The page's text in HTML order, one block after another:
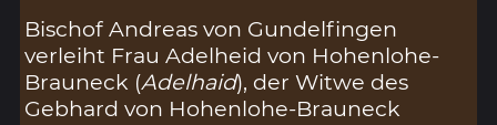
Bischof Andreas von Gundelfingen
verleiht Frau Adelheid von Hohenlohe-
Brauneck (Adelhaid), der Witwe des
Gebhard von Hohenlohe-Brauneck